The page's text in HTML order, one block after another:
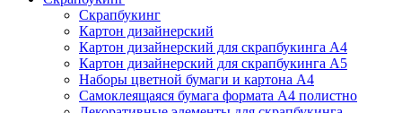
Скрапбукинг
Картон дизайнерский
Картон дизайнерский для скрапбукинга А4
Картон дизайнерский для скрапбукинга А5
Наборы цветной бумаги и картона А4
Самоклеящаяся бумага формата А4 полистно